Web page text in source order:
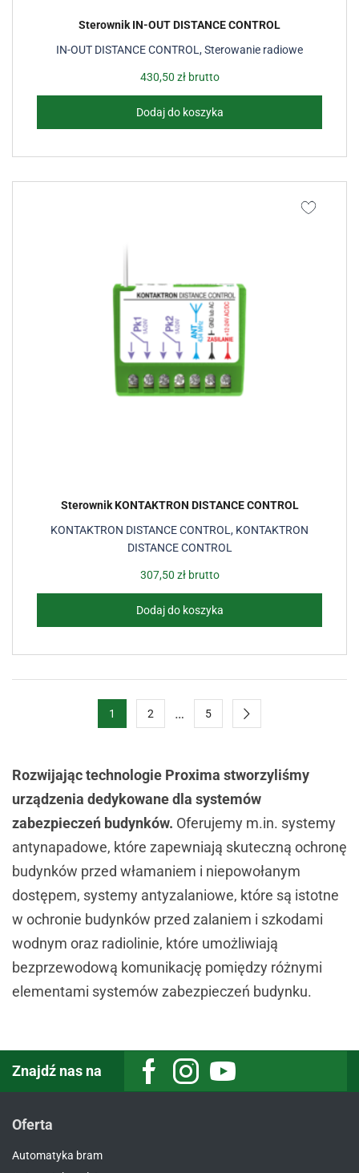
IN-OUT DISTANCE CONTROL ,Sterowanie radiowe
Sterownik IN-OUT DISTANCE CONTROL
430,50 złbrutto
Dodaj do koszyka
KONTAKTRON DISTANCE CONTROL , KONTAKTRON
DISTANCE CONTROL
Sterownik KONTAKTRON DISTANCE CONTROL
307,50 złbrutto
Dodaj do koszyka
1 2 … 5
Rozwijając technologie Proxima stworzyliśmy
urządzenia dedykowane dla systemów
zabezpieczeń budynków. Oferujemy m.in. systemy
antynapadowe, które zapewniają skuteczną ochronę
budynków przed włamaniem i niepowołanym
dostępem, systemy antyzalaniowe, które są istotne
w ochronie budynków przed zalaniem i szkodami
wodnym oraz radiolinie, które umożliwiają
bezprzewodową komunikację pomiędzy różnymi
elementami systemów zabezpieczeń budynku.
Znajdź nas na FacebookInstagramYoutube
Oferta
Automatyka bram